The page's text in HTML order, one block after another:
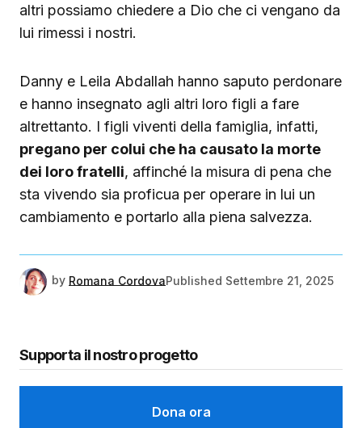
altri possiamo chiedere a Dio che ci vengano da
lui rimessi i nostri.
Danny e Leila Abdallah hanno saputo perdonare
e hanno insegnato agli altri loro figli a fare
altrettanto. I figli viventi della famiglia, infatti,
pregano per colui che ha causato la morte
dei loro fratelli, affinché la misura di pena che
sta vivendo sia proficua per operare in lui un
cambiamento e portarlo alla piena salvezza.
by Romana CordovaPublished Settembre 21, 2025
Supporta il nostro progetto
Dona ora